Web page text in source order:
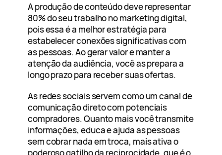
A produção de conteúdo deve representar
80% do seu trabalho no marketing digital,
pois essa é a melhor estratégia para
estabelecer conexões significativas com
as pessoas. Ao gerar valor e manter a
atenção da audiência, você as prepara a
longo prazo para receber suas ofertas.
As redes sociais servem como um canal de
comunicação direto com potenciais
compradores. Quanto mais você transmite
informações, educa e ajuda as pessoas
sem cobrar nada em troca, mais ativa o
poderoso gatilho da reciprocidade, que é o